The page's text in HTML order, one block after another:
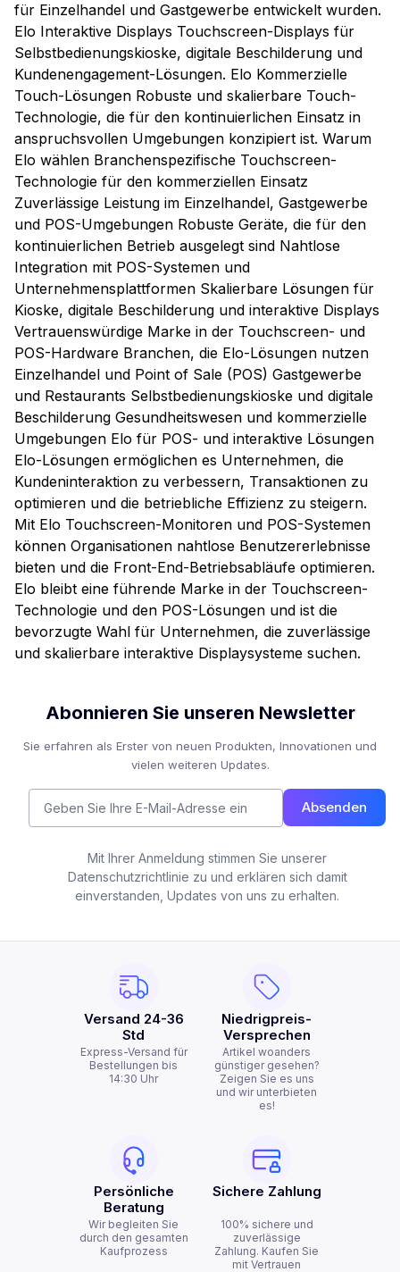
für Einzelhandel und Gastgewerbe entwickelt wurden.
Elo Interaktive Displays Touchscreen-Displays für
Selbstbedienungskioske, digitale Beschilderung und
Kundenengagement-Lösungen. Elo Kommerzielle
Touch-Lösungen Robuste und skalierbare Touch-
Technologie, die für den kontinuierlichen Einsatz in
anspruchsvollen Umgebungen konzipiert ist. Warum
Elo wählen Branchenspezifische Touchscreen-
Technologie für den kommerziellen Einsatz
Zuverlässige Leistung im Einzelhandel, Gastgewerbe
und POS-Umgebungen Robuste Geräte, die für den
kontinuierlichen Betrieb ausgelegt sind Nahtlose
Integration mit POS-Systemen und
Unternehmensplattformen Skalierbare Lösungen für
Kioske, digitale Beschilderung und interaktive Displays
Vertrauenswürdige Marke in der Touchscreen- und
POS-Hardware Branchen, die Elo-Lösungen nutzen
Einzelhandel und Point of Sale (POS) Gastgewerbe
und Restaurants Selbstbedienungskioske und digitale
Beschilderung Gesundheitswesen und kommerzielle
Umgebungen Elo für POS- und interaktive Lösungen
Elo-Lösungen ermöglichen es Unternehmen, die
Kundeninteraktion zu verbessern, Transaktionen zu
optimieren und die betriebliche Effizienz zu steigern.
Mit Elo Touchscreen-Monitoren und POS-Systemen
können Organisationen nahtlose Benutzererlebnisse
bieten und die Front-End-Betriebsabläufe optimieren.
Elo bleibt eine führende Marke in der Touchscreen-
Technologie und den POS-Lösungen und ist die
bevorzugte Wahl für Unternehmen, die zuverlässige
und skalierbare interaktive Displaysysteme suchen.
Abonnieren Sie unseren Newsletter
Sie erfahren als Erster von neuen Produkten, Innovationen und
vielen weiteren Updates.
Absenden
Mit Ihrer Anmeldung stimmen Sie unserer
Datenschutzrichtlinie zu und erklären sich damit
einverstanden, Updates von uns zu erhalten.
Versand 24-36
Std
Express-Versand für
Bestellungen bis
14:30 Uhr
Niedrigpreis-
Versprechen
Artikel woanders
günstiger gesehen?
Zeigen Sie es uns
und wir unterbieten
es!
Persönliche
Beratung
Wir begleiten Sie
durch den gesamten
Kaufprozess
Sichere Zahlung
100% sichere und
zuverlässige
Zahlung. Kaufen Sie
mit Vertrauen